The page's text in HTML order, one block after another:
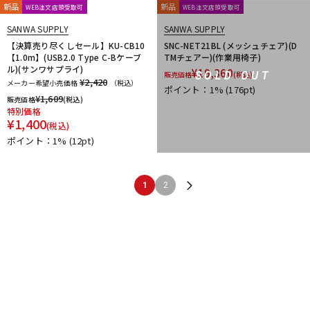
新品 WEB注文店頭受取可
SANWA SUPPLY
【決算売り尽くしセール】KU-CB10
【1.0m】(USB2.0 Type C-Bケーブ
ル)(サンワサプライ)
メーカー希望小売価格 ¥2,420
（税込）
販売価格¥1,609(税込)
特別価格
¥1,400(税込)
ポイント：1% (12pt)
SOLD OUT
新品 WEB注文店頭受取可
SANWA SUPPLY
SNC-NET21BL (メッシュチェア)(D
TMチェアー)(作業用椅子)
販売価格¥19,360(税込)
ポイント：1%(176pt)
1 2